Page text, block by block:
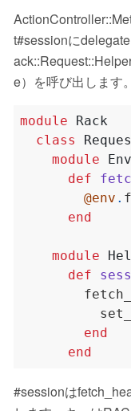
t#sessionに
e）を呼び出します。
module
Rack
class
module
Env
def
@env .
end
module
def
end
end
#sessionは